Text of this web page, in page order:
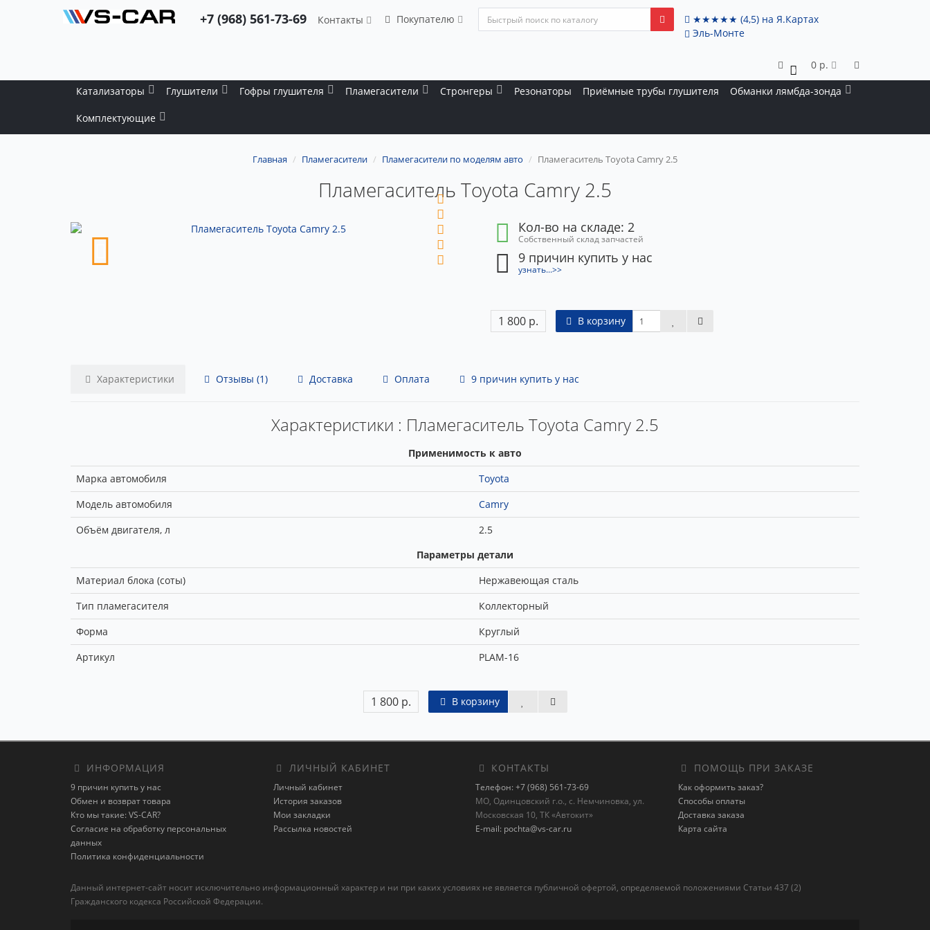
+7 (968) 561-73-69 Контакты Покупателю ★★★★★ (4,5) на Я.Картах
Эль-Монте
0
0 р.
Катализаторы
Глушители Гофры глушителя Пламегасители Стронгеры Резонаторы Приёмные трубы глушителя Обманки лямбда-зонда
Комплектующие
Главная Пламегасители Пламегасители по моделям авто Пламегаситель Toyota Camry 2.5
Пламегаситель Toyota Camry 2.5
Кол-во на складе: 2
Собственный склад запчастей
9 причин купить у нас
узнать...>>
1 800 р. В корзину
Характеристики Отзывы (1) Доставка Оплата 9 причин купить у нас
Характеристики : Пламегаситель Toyota Camry 2.5
Применимость к авто
Марка автомобиля
Toyota
Модель автомобиля
Camry
Объём двигателя, л
2.5
Параметры детали
Материал блока (соты)
Нержавеющая сталь
Тип пламегасителя
Коллекторный
Форма
Круглый
Артикул
PLAM-16
1 800 р. В корзину
ИНФОРМАЦИЯ
9 причин купить у нас
Обмен и возврат товара
Кто мы такие: VS-CAR?
Согласие на обработку персональных
данных
Политика конфиденциальности
ЛИЧНЫЙ КАБИНЕТ
Личный кабинет
История заказов
Мои закладки
Рассылка новостей
КОНТАКТЫ
Телефон: +7 (968) 561-73-69
МО, Одинцовский г.о., с. Немчиновка, ул.
Московская 10, ТК «Автокит»
E-mail: pochta@vs-car.ru
ПОМОЩЬ ПРИ ЗАКАЗЕ
Как оформить заказ?
Способы оплаты
Доставка заказа
Карта сайта
Данный интернет-сайт носит исключительно информационный характер и ни при каких условиях не является публичной офертой, определяемой положениями Статьи 437 (2)
Гражданского кодекса Российской Федерации.